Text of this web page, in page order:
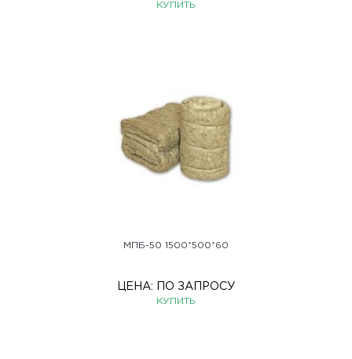
КУПИТЬ
МПБ-50 1500*500*60
ЦЕНА: ПО ЗАПРОСУ
КУПИТЬ